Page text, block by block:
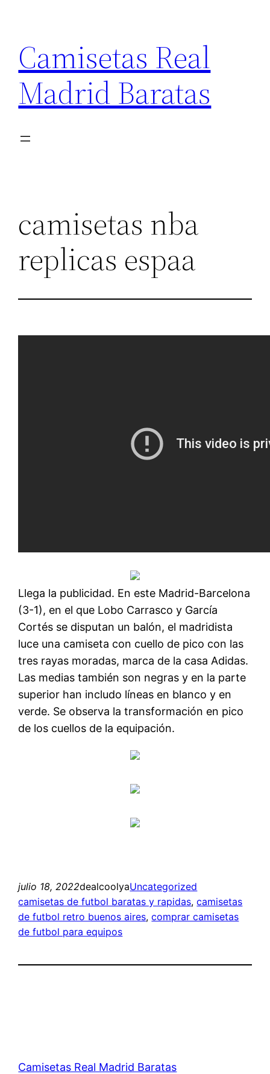
contenido
Camisetas Real
Madrid Baratas
camisetas nba
replicas espaa
Llega la publicidad. En este Madrid-Barcelona
(3-1), en el que Lobo Carrasco y García
Cortés se disputan un balón, el madridista
luce una camiseta con cuello de pico con las
tres rayas moradas, marca de la casa Adidas.
Las medias también son negras y en la parte
superior han includo líneas en blanco y en
verde. Se observa la transformación en pico
de los cuellos de la equipación.
julio 18, 2022dealcoolyaUncategorized
camisetas de futbol baratas y rapidas, camisetas
de futbol retro buenos aires, comprar camisetas
de futbol para equipos
Camisetas Real Madrid Baratas